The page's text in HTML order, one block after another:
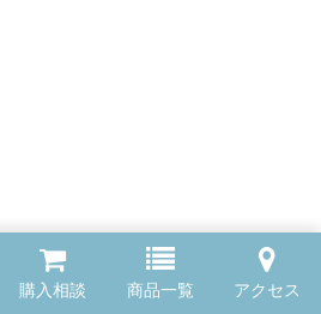
購入相談 商品一覧 アクセス